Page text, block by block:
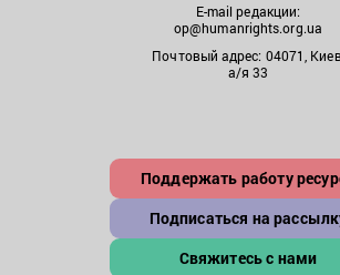
E-mail редакции:
op@humanrights.org.ua
Почтовый адрес: 04071, Киев,
а/я 33
Поддержать работу
Подписаться на
Свяжитесь с нами